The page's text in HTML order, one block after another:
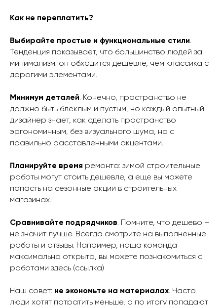
Как не переплатить?
Выбирайте простые и функциональные стили.
Тенденция показывает, что большинство людей за
минимализм: он обходится дешевле, чем классика с
дорогими элементами.
Минимум деталей. Конечно, пространство не
должно быть блеклым и пустым, но каждый опытный
дизайнер знает, как сделать пространство
эргономичным, без визуального шума, но с
правильно расставленными акцентами.
Планируйте время ремонта: зимой строительные
работы могут стоить дешевле, а еще вы можете
попасть на сезонные акции в строительных
магазинах.
Сравнивайте подрядчиков. Помните, что дешево –
не значит лучше. Всегда смотрите на выполненные
работы и отзывы. Например, наша команда
максимально открыта, вы можете познакомиться с
работами здесь (ссылка)
Наш совет: не экономьте на материалах. Часто
люди хотят потратить меньше, а по итогу попадают